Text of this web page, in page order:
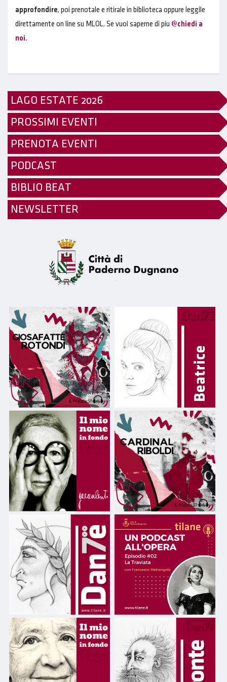
approfondire, poi prenotale e ritirale in biblioteca oppure leggile
direttamente on line su MLOL. Se vuoi saperne di piu @chiedi a
noi.
LAGO ESTATE 2026
PROSSIMI EVENTI
PRENOTA EVENTI
PODCAST
BIBLIO BEAT
NEWSLETTER